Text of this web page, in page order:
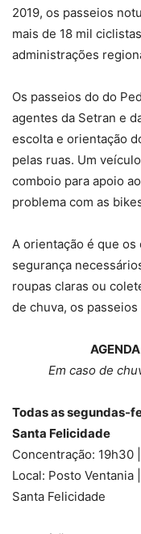
2019, os passeios
mais de 18 mil
administrações
Os passeios do do
agentes da Setran e
escolta e orientação
pelas ruas. Um
comboio para apoio
problema com as
A orientação é que
segurança
roupas claras ou
de chuva, os
Em caso de
Todas as segundas-
Santa Felicidade
Concentração: 19h30
Local: Posto Ventania
Santa Felicidade